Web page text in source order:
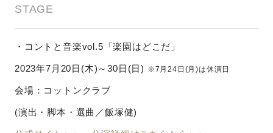
STAGE
・コントと音楽vol.5 「楽園はどこだ」
2023年7月20日(木)～30日(日) ※7月24日(月)は休演日
会場：コットンクラブ
(演出・脚本・選曲／飯塚健)